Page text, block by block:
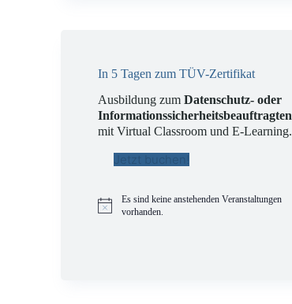
In 5 Tagen zum TÜV-Zertifikat
Ausbildung zumDatenschutz- oder
Informationssicherheitsbeauftragten
mit Virtual Classroom und E-Learning.
Jetzt buchen!
H
Es sind keine anstehenden Veranstaltungen
vorhanden.